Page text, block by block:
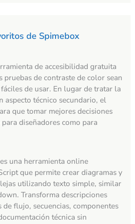
de Spimebox
de accesibilidad gratuita
pruebas de contraste de color sean
de usar. En lugar de tratar la
aspecto técnico secundario, el
que tomar mejores decisiones
diseñadores como para
una herramienta online
que permite crear diagramas y
utilizando texto simple, similar
Transforma descripciones
de flujo, secuencias, componentes
técnica sin